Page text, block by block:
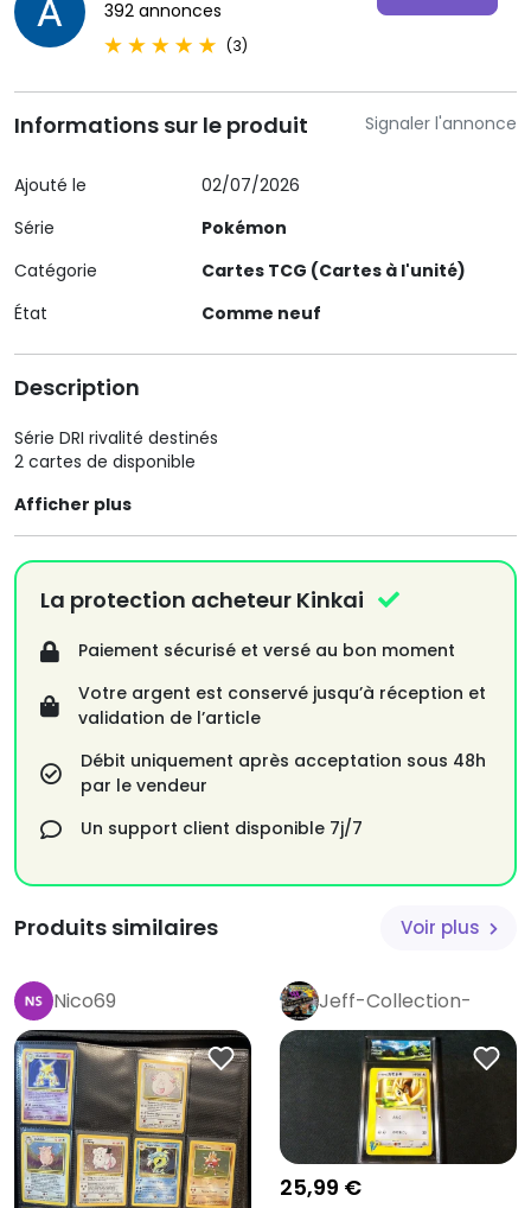
392 annonces
(3)
Signaler l'annonce
Informations sur le produit
Ajouté le
02/07/2026
Série
Pokémon
Catégorie
Cartes TCG (Cartes à l'unité)
État
Comme neuf
Description
Série DRI rivalité destinés
2 cartes de disponible
Afficher plus
La protection acheteur Kinkai
Paiement sécurisé et versé au bon moment
Votre argent est conservé jusqu’à réception et
validation de l’article
Débit uniquement après acceptation sous 48h
par le vendeur
Un support client disponible 7j/7
Produits similaires Voir plus
Nico69
Jeff-Collection-
Rétro Pro
25,99 €